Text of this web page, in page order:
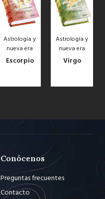
Astrología y
nueva era
Escorpio
Astrología y
nueva era
Virgo
Conócenos
Preguntas frecuentes
Contacto